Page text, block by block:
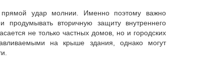
удар молнии. Именно поэтому важно
вторичную защиту внутреннего
не только частных домов, но и городских
на крыше здания, однако могут